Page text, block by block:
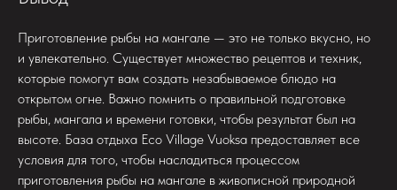
Приготовление рыбы на мангале — это не только вкусно, но
и увлекательно. Существует множество рецептов и техник,
которые помогут вам создать незабываемое блюдо на
открытом огне. Важно помнить о правильной подготовке
рыбы, мангала и времени готовки, чтобы результат был на
высоте. База отдыха Eco Village Vuoksa предоставляет все
условия для того, чтобы насладиться процессом
приготовления рыбы на мангале в живописной природной